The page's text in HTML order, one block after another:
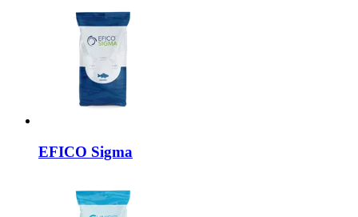
EFICO Sigma